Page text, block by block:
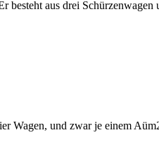
besteht aus drei
Wagen, und zwar je einem